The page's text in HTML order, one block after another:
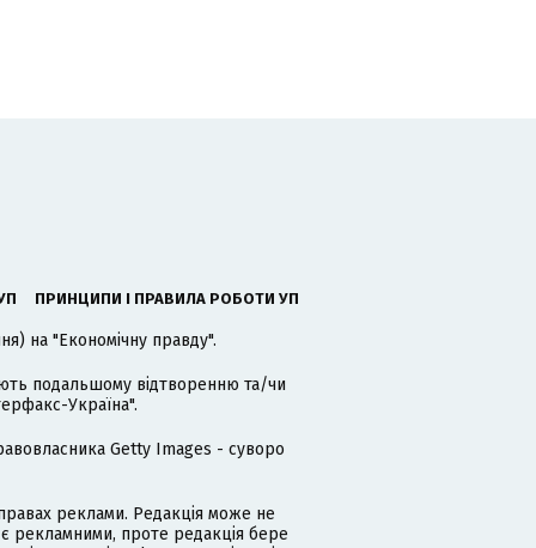
ПРИНЦИПИ І ПРАВИЛА РОБОТИ УП
на "Економічну правду".
подальшому відтворенню та/чи
Україна".
Getty Images - суворо
реклами. Редакція може не
рекламними, проте редакція бере